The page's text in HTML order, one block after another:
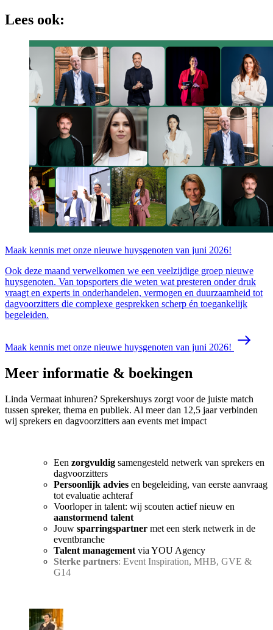
Lees ook:
Maak kennis met onze nieuwe huysgenoten van juni 2026!
Ook deze maand verwelkomen we een veelzijdige groep nieuwe
huysgenoten. Van topsporters die weten wat presteren onder druk
vraagt en experts in onderhandelen, vermogen en duurzaamheid tot
dagvoorzitters die complexe gesprekken scherp én toegankelijk
begeleiden.
Maak kennis met onze nieuwe huysgenoten van juni 2026!
Meer informatie & boekingen
Linda Vermaat inhuren? Sprekershuys zorgt voor de juiste match
tussen spreker, thema en publiek. Al meer dan 12,5 jaar verbinden
wij sprekers en dagvoorzitters aan events met impact
Een zorgvuldig samengesteld netwerk van sprekers en
dagvoorzitters
Persoonlijk advies en begeleiding, van eerste aanvraag
tot evaluatie achteraf
Voorloper in talent: wij scouten actief nieuw en
aanstormend talent
Jouw sparringspartner met een sterk netwerk in de
eventbranche
Talent management via YOU Agency
Sterke partners: Event Inspiration, MHB, GVE &
G14